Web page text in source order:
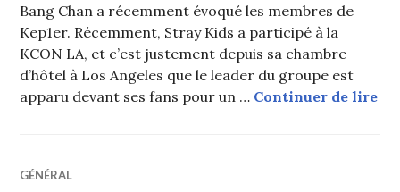
Bang Chan a récemment évoqué les membres de
Kep1er. Récemment, Stray Kids a participé à la
KCON LA, et c’est justement depuis sa chambre
d’hôtel à Los Angeles que le leader du groupe est
apparu devant ses fans pour un … Continuer de lire
GÉNÉRAL